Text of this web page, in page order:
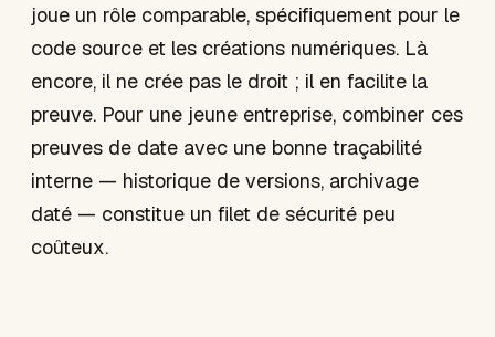
joue un rôle comparable, spécifiquement pour le
code source et les créations numériques. Là
encore, il ne crée pas le droit ; il en facilite la
preuve. Pour une jeune entreprise, combiner ces
preuves de date avec une bonne traçabilité
interne — historique de versions, archivage
daté — constitue un filet de sécurité peu
coûteux.